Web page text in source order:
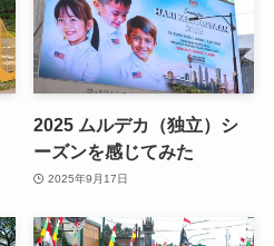
2025 ムルデカ（独立）シ
ーズンを感じてみた
2025年9月17日